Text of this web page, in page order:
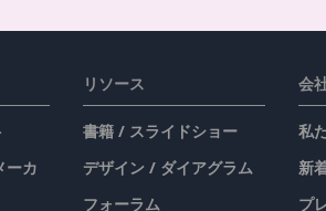
ーカ
リソース
書籍 / スライドショー
デザイン / ダイアグラム
フォーラム
会
私
新
プ